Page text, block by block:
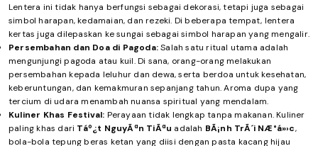
Lentera ini tidak hanya berfungsi sebagai dekorasi, tetapi juga sebagai
simbol harapan, kedamaian, dan rezeki. Di beberapa tempat, lentera
kertas juga dilepaskan ke sungai sebagai simbol harapan yang mengalir.
Persembahan dan Doa di Pagoda:Salah satu ritual utama adalah
mengunjungi pagoda atau kuil. Di sana, orang-orang melakukan
persembahan kepada leluhur dan dewa, serta berdoa untuk kesehatan,
keberuntungan, dan kemakmuran sepanjang tahun. Aroma dupa yang
tercium di udara menambah nuansa spiritual yang mendalam.
Kuliner Khas Festival: Perayaan tidak lengkap tanpa makanan. Kuliner
paling khas dari Táº¿t NguyÃªn TiÃªu adalah BÃ¡nh TrÃ´i NÆ°á»›c,
bola-bola tepung beras ketan yang diisi dengan pasta kacang hijau